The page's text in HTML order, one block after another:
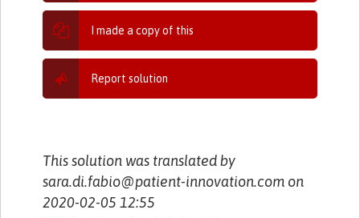
I made a copy of this
Report solution
This solution was translated by
sara.di.fabio@patient-innovation.com on
2020-02-05 12:55